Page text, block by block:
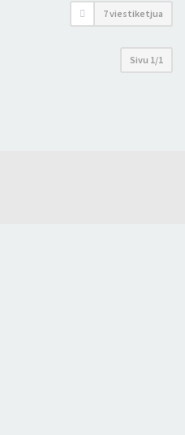
7 viestiketjua
Sivu 1/1